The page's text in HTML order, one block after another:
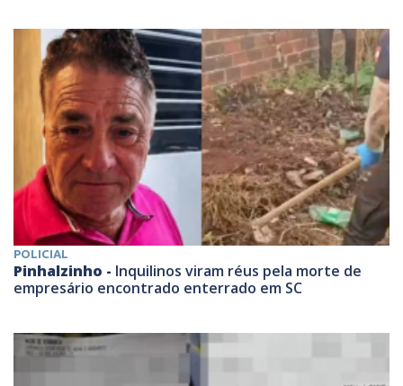
POLICIAL
Pinhalzinho - Inquilinos viram réus pela morte de
empresário encontrado enterrado em SC